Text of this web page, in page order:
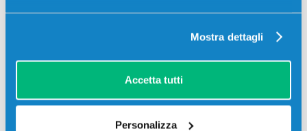
Mostra dettagli
Accetta tutti
Personalizza
Toner originale Hp CE285AD Multipack
85A (Conf. da 2 pz.) NERO
Originale Nero